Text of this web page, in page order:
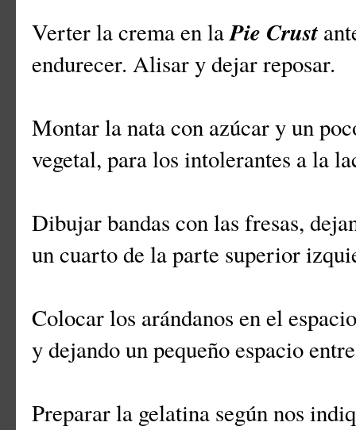
Verter la crema en laPie Crust
endurecer. Alisar y dejar reposar.
Montar la nata con azúcar y un
vegetal, para los intolerantes a la
Dibujar bandas con las fresas,
un cuarto de la parte superior
Colocar los arándanos en el
y dejando un pequeño espacio
Preparar la gelatina según nos